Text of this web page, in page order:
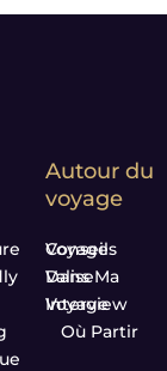
Autour du
voyage
Conseils Voyage
Dans Ma Valise
Interview Voyage
Où Partir